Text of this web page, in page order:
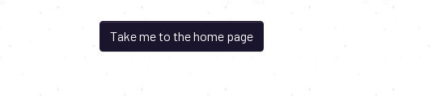
Take me to the home page